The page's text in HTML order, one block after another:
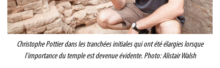
Christophe Pottier dans les tranchées initiales qui ont été élargies lorsque
l'importance du temple est devenue évidente. Photo: Alistair Walsh